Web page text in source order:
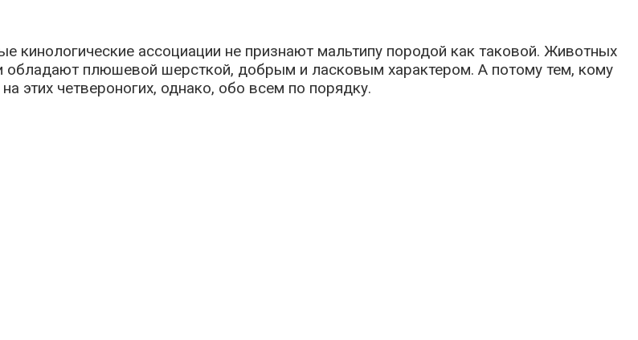
ассоциации не признают мальтипу породой как таковой. Животных
обладают плюшевой шерсткой, добрым и ласковым характером. А потому тем, кому
этих четвероногих, однако, обо всем по порядку.